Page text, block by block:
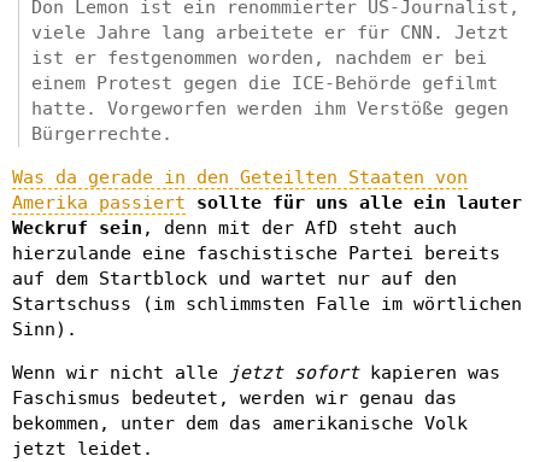
Don Lemon ist ein renommierter US-Journalist,
viele Jahre lang arbeitete er für CNN. Jetzt
ist er festgenommen worden, nachdem er bei
einem Protest gegen die ICE-Behörde gefilmt
hatte. Vorgeworfen werden ihm Verstöße gegen
Bürgerrechte.
Was da gerade in den Geteilten Staaten von
Amerika passiert
sollte für uns alle ein lauter
Weckruf sein , denn mit der AfD steht auch
hierzulande eine faschistische Partei bereits
auf dem Startblock und wartet nur auf den
Startschuss (im schlimmsten Falle im wörtlichen
Sinn).
Wenn wir nicht alle
jetzt sofortkapieren was
Faschismus bedeutet, werden wir genau das
bekommen, unter dem das amerikanische Volk
jetzt leidet.